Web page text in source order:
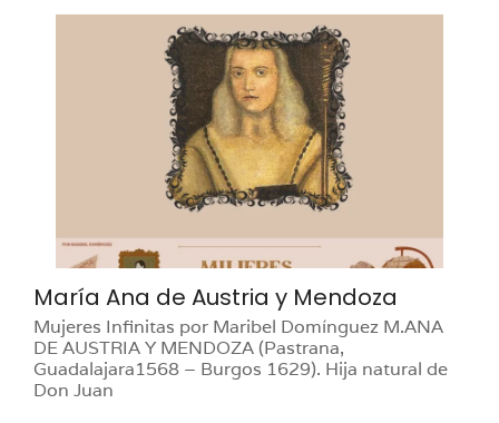
María Ana de Austria y Mendoza
Mujeres Infinitas por Maribel Domínguez M.ANA
DE AUSTRIA Y MENDOZA (Pastrana,
Guadalajara1568 – Burgos 1629). Hija natural de
Don Juan